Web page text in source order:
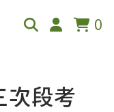
0
次段考